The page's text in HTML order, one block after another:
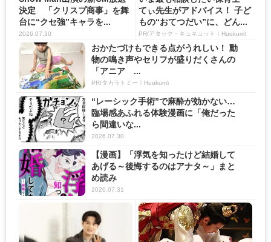
決定 「クリスプ商事」を舞
台に“クセ強”キャラを...
2026.07.30
てぃ先生がアドバイス！ 子ど
もの“おてつだい”に、どん...
PR(アタック・キュキュット｜Hugkum)
おかたづけもできる点がうれしい！ 動
物の鳴き声やセリフが盛りだくさんの
「アニア ...
PR(タカラトミー｜Hugkum)
“レーシック手術”で麻酔が効かない…
臨場感あふれる体験漫画に「俺だった
ら間違いな...
2026.07.30
【漫画】「浮気を知ったけど結婚して
あげる～後悔するのはアナタ～」まと
め読み
2026.07.31